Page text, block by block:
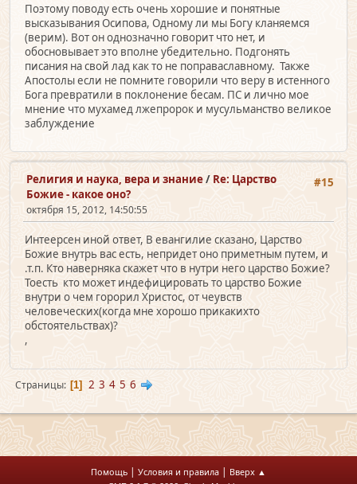
Поэтому поводу есть очень хорошие и понятные
высказывания Осипова, Одному ли мы Богу кланяемся
(верим). Вот он однозначно говорит что нет, и
обосновывает это вполне убедительно. Подгонять
писания на свой лад как то не поправаславному. Также
Апостолы если не помните говорили что веру в истенного
Бога превратили в поклонение бесам. ПС и лично мое
мнение что мухамед лжепророк и мусульманство великое
заблуждение
#15
Религия и наука, вера и знание/ Re: Царство
Божие - какое оно?
октября 15, 2012, 14:50:55
Интеерсен иной ответ, В евангилие сказано, Царство
Божие внутрь вас есть, непридет оно приметным путем, и
.т.п. Кто наверняка скажет что в нутри него царство Божие?
Тоесть кто может индефицировать то царство Божие
внутри о чем горорил Христос, от чеувств
человеческих(когда мне хорошо прикакихто
обстоятельствах)?
,
Страницы 1 2 3 4 5 6
Помощь | Условия и правила | Вверх ▲